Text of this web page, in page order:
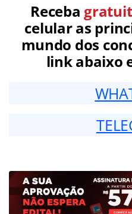
Receba
celular as
mundo dos
link abaixo